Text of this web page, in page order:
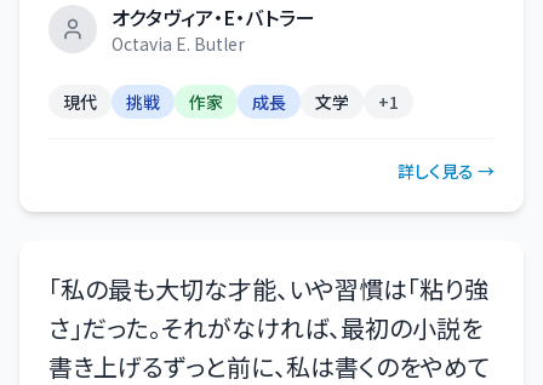
オクタヴィア・E・バトラー
Octavia E. Butler
現代 挑戦 作家 成長 文学 +1
詳しく見る →
「私の最も大切な才能、いや習慣は「粘り強
さ」だった。それがなければ、最初の小説を
書き上げるずっと前に、私は書くのをやめて